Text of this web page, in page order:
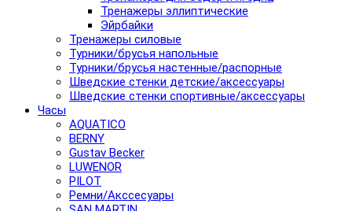
Тренажеры эллиптические
Эйрбайки
Тренажеры силовые
Турники/брусья напольные
Турники/брусья настенные/распорные
Шведские стенки детские/аксессуары
Шведские стенки спортивные/аксессуары
Часы
AQUATICO
BERNY
Gustav Becker
LUWENOR
PILOT
Pемни/Акссесуары